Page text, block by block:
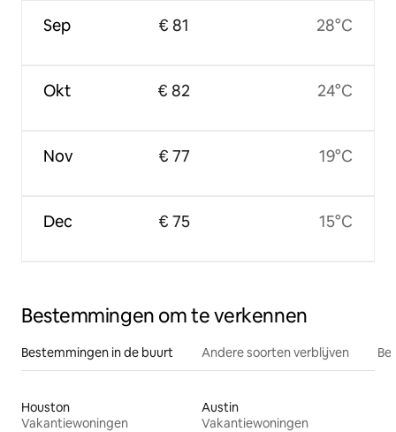
Sep
Okt
Nov
Dec
€ 81
€ 82
€ 77
€ 75
28°C
24°C
19°C
15°C
Bestemmingen om te verkennen
Bestemmingen in de buurt Andere soorten verblijven
Houston
Vakantiewoningen
Austin
Vakantiewoningen